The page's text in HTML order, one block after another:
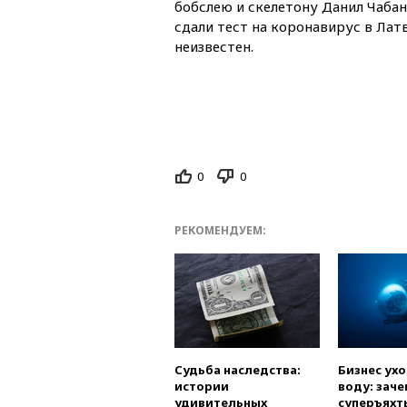
бобслею и скелетону Данил
сдали тест на коронавирус в
неизвестен.
0 0
РЕКОМЕНДУЕМ:
Судьба наследства:
истории
удивительных
Бизнес
воду: